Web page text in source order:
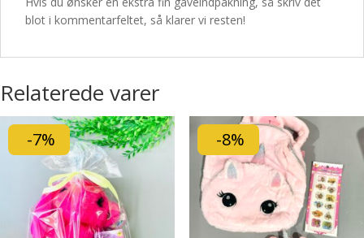
blot i kommentarfeltet, så klarer vi resten!
Relaterede varer
-7% -8%